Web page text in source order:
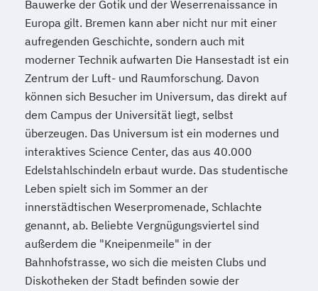
Bauwerke der Gotik und der Weserrenaissance in
Europa gilt. Bremen kann aber nicht nur mit einer
aufregenden Geschichte, sondern auch mit
moderner Technik aufwarten Die Hansestadt ist ein
Zentrum der Luft- und Raumforschung. Davon
können sich Besucher im Universum, das direkt auf
dem Campus der Universität liegt, selbst
überzeugen. Das Universum ist ein modernes und
interaktives Science Center, das aus 40.000
Edelstahlschindeln erbaut wurde. Das studentische
Leben spielt sich im Sommer an der
innerstädtischen Weserpromenade, Schlachte
genannt, ab. Beliebte Vergnügungsviertel sind
außerdem die "Kneipenmeile" in der
Bahnhofstrasse, wo sich die meisten Clubs und
Diskotheken der Stadt befinden sowie der